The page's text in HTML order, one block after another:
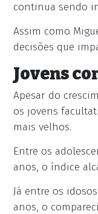
continua sendo
Assim como
decisões que
Jovens
Apesar do
os jovens
mais velhos.
Entre os
anos, o índice
Já entre os
anos, o